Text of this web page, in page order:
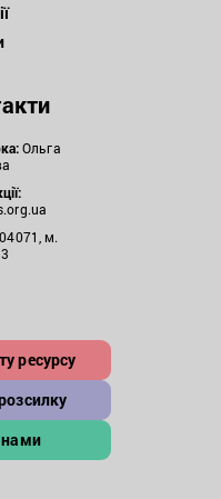
Ольга
04071, м.
ресурсу
нами